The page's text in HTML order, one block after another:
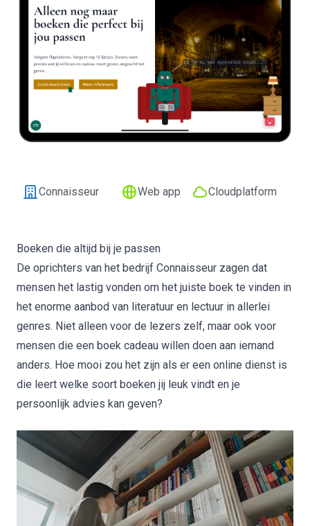
Connaisseur Web app Cloudplatform
Boeken die altijd bij je passen
De oprichters van het bedrijf Connaisseur zagen dat
mensen het lastig vonden om het juiste boek te vinden in
het enorme aanbod van literatuur en lectuur in allerlei
genres. Niet alleen voor de lezers zelf, maar ook voor
mensen die een boek cadeau willen doen aan iemand
anders. Hoe mooi zou het zijn als er een online dienst is
die leert welke soort boeken jij leuk vindt en je
persoonlijk advies kan geven?